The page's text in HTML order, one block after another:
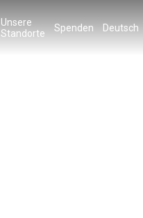
Unsere
Standorte
Spenden Deutsch